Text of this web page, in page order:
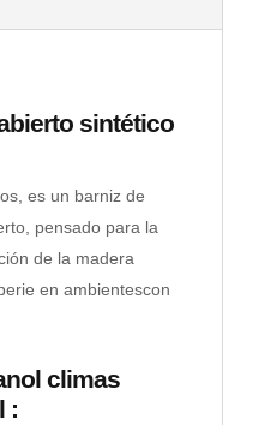
sintético
es un barniz de
pensado para la
de la madera
en ambientescon
climas
: